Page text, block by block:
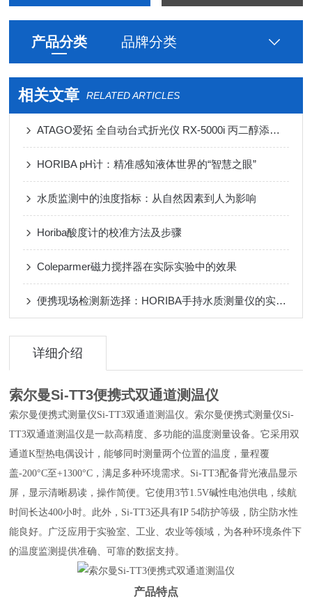
产品分类 品牌分类
相关文章 RELATED ARTICLES
ATAGO爱拓 全自动台式折光仪 RX-5000i 丙二醇添加剂在护肤品领域的应用
HORIBA pH计：精准感知液体世界的“智慧之眼”
水质监测中的浊度指标：从自然因素到人为影响
Horiba酸度计的校准方法及步骤
Coleparmer磁力搅拌器在实际实验中的效果
便携现场检测新选择：HORIBA手持水质测量仪的实用价值
详细介绍
索尔曼Si-TT3便携式双通道测温仪
索尔曼便携式测量仪Si-TT3双通道测温仪。索尔曼便携式测量仪Si-
TT3双通道测温仪是一款高精度、多功能的温度测量设备。它采用双
通道K型热电偶设计，能够同时测量两个位置的温度，量程覆
盖-200°C至+1300°C，满足多种环境需求。Si-TT3配备背光液晶显示
屏，显示清晰易读，操作简便。它使用3节1.5V碱性电池供电，续航
时间长达400小时。此外，Si-TT3还具有IP 54防护等级，防尘防水性
能良好。广泛应用于实验室、工业、农业等领域，为各种环境条件下
的温度监测提供准确、可靠的数据支持。
产品特点